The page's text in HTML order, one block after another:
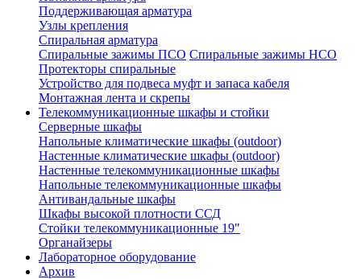
Поддерживающая арматура
Узлы крепления
Спиральная арматура
Спиральные зажимы ПСО Спиральные зажимы НСО
Протекторы спиральные
Устройство для подвеса муфт и запаса кабеля
Монтажная лента и скрепы
Телекоммуникационные шкафы и стойки
Серверные шкафы
Напольные климатические шкафы (outdoor)
Настенные климатические шкафы (outdoor)
Настенные телекоммуникационные шкафы
Напольные телекоммуникационные шкафы
Антивандальные шкафы
Шкафы высокой плотности ССД
Стойки телекоммуникационные 19"
Органайзеры
Лабораторное оборудование
Архив